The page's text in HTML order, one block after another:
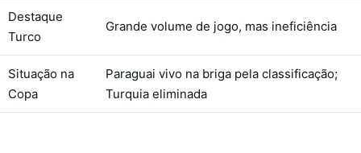
Destaque
Turco
Grande volume de jogo, mas ineficiência
Situação na
Copa
Paraguai vivo na briga pela classificação;
Turquia eliminada